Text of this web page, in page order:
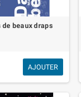
de beaux draps
AJOUTER